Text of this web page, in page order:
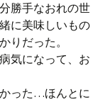
勝手なおれの世
に美味しいもの
りだった。
気になって、お
った…ほんとに